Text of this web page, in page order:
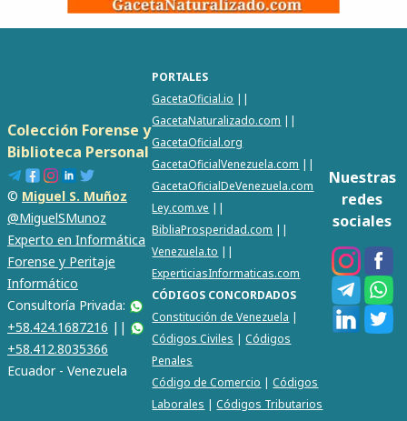
Colección Forense y
Biblioteca Personal
© Miguel S. Muñoz
@MiguelSMunoz
Experto en Informática
Forense y Peritaje
Informático
Consultoría Privada:
+58.424.1687216 ||
+58.412.8035366
Ecuador - Venezuela
PORTALES
GacetaOficial.io ||
GacetaNaturalizado.com ||
GacetaOficial.org
GacetaOficialVenezuela.com ||
GacetaOficialDeVenezuela.com
Ley.com.ve ||
BibliaProsperidad.com ||
Venezuela.to ||
ExperticiasInformaticas.com
CÓDIGOS CONCORDADOS
Constitución de Venezuela |
Códigos Civiles |Códigos
Penales
Código de Comercio |Códigos
Laborales |Códigos Tributarios
Nuestras
redes
sociales